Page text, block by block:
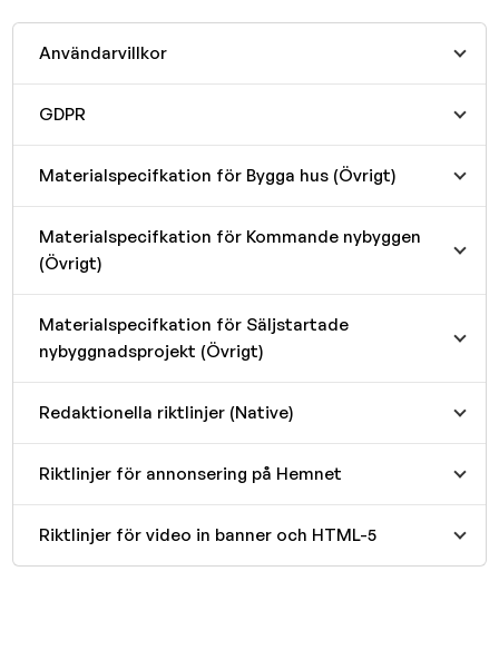
Användarvillkor
GDPR
Materialspecifkation för Bygga hus (Övrigt)
Materialspecifkation för Kommande nybyggen
(Övrigt)
Materialspecifkation för Säljstartade
nybyggnadsprojekt (Övrigt)
Redaktionella riktlinjer (Native)
Riktlinjer för annonsering på Hemnet
Riktlinjer för video in banner och HTML-5